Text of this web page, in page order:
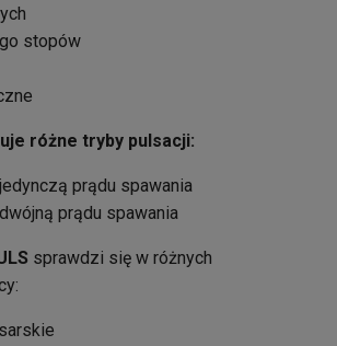
stopów
różne tryby pulsacji:
prądu spawania
prądu spawania
sprawdzi się w różnych